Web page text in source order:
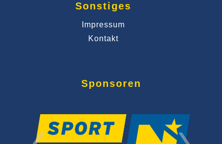
Sonstiges
Impressum
Kontakt
Sponsoren